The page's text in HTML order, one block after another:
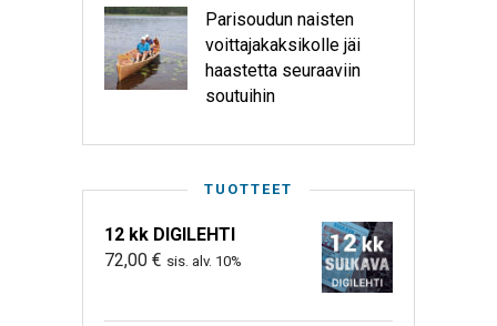
Parisoudun naisten
voittajakaksikolle jäi
haastetta seuraaviin
soutuihin
TUOTTEET
12 kk DIGILEHTI
72,00 € sis. alv. 10%